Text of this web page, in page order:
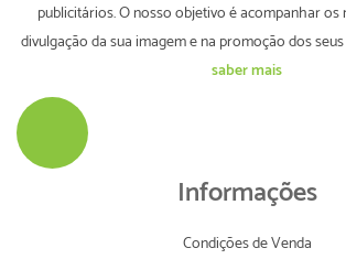
publicitários. O nosso objetivo é acompanhar os
divulgação da sua imagem e na promoção dos
saber mais
Informações
Condições de Venda